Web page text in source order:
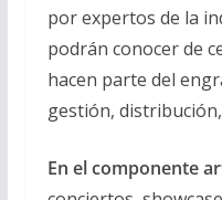
por expertos de la
podrán conocer de
hacen parte del
gestión,
En el componente